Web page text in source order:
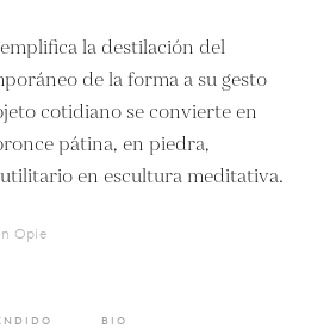
la destilación del
de la forma a su gesto
cotidiano se convierte en
pátina, en piedra,
en escultura meditativa.
Opie
BIO